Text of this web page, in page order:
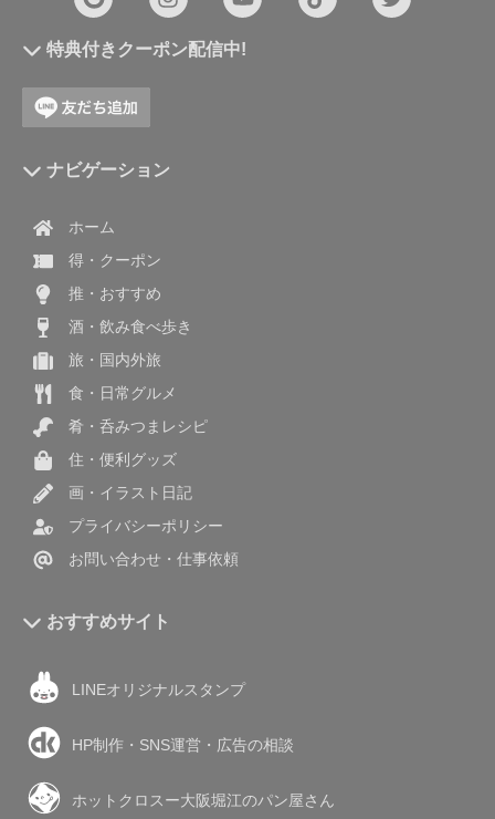
特典付きクーポン配信中!
ナビゲーション
ホーム
得・クーポン
推・おすすめ
酒・飲み食べ歩き
旅・国内外旅
食・日常グルメ
肴・呑みつまレシピ
住・便利グッズ
画・イラスト日記
プライバシーポリシー
お問い合わせ・仕事依頼
おすすめサイト
LINEオリジナルスタンプ
HP制作・SNS運営・広告の相談
ホットクロスー大阪堀江のパン屋さん